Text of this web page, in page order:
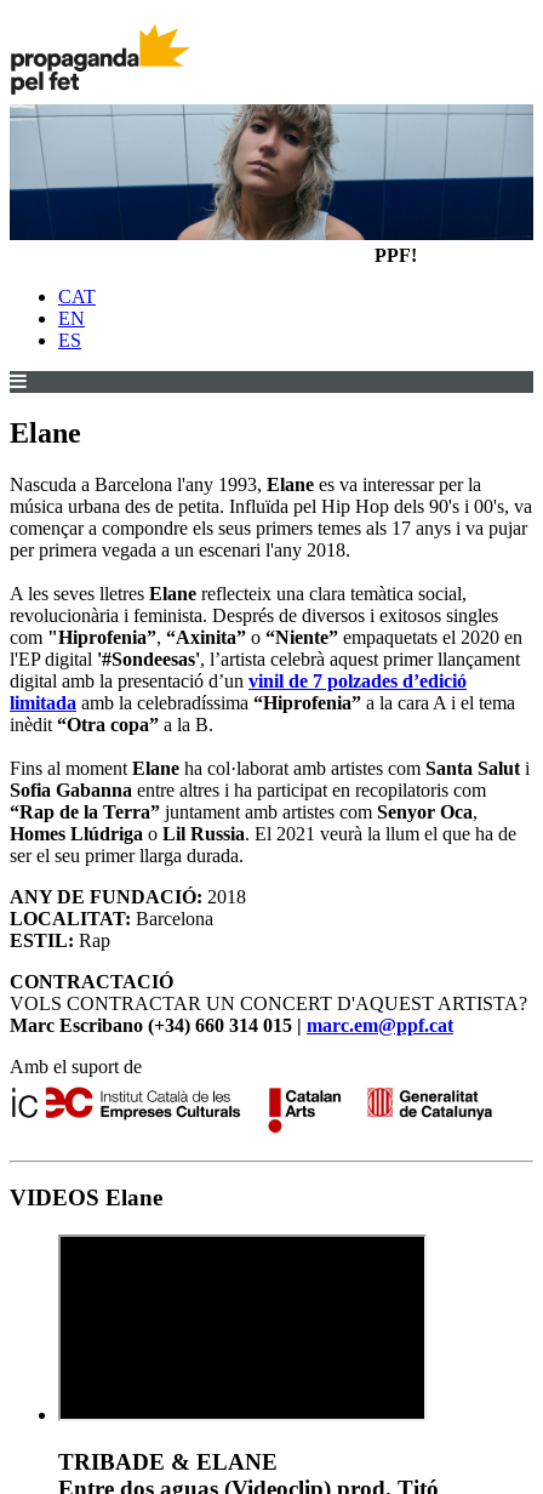
PPF!
CAT
EN
ES
Elane
Nascuda a Barcelona l'any 1993, Elane es va interessar per la
música urbana des de petita. Influïda pel Hip Hop dels 90's i 00's, va
començar a compondre els seus primers temes als 17 anys i va pujar
per primera vegada a un escenari l'any 2018.
A les seves lletres Elane reflecteix una clara temàtica social,
revolucionària i feminista. Després de diversos i exitosos singles
com "Hiprofenia”, “Axinita” o “Niente” empaquetats el 2020 en
l'EP digital '#Sondeesas', l’artista celebrà aquest primer llançament
digital amb la presentació d’un vinil de 7 polzades d’edició
limitada amb la celebradíssima “Hiprofenia” a la cara A i el tema
inèdit “Otra copa” a la B.
Fins al moment Elane ha col·laborat amb artistes com Santa Salut i
Sofia Gabanna entre altres i ha participat en recopilatoris com
“Rap de la Terra” juntament amb artistes com Senyor Oca,
Homes Llúdriga o Lil Russia. El 2021 veurà la llum el que ha de
ser el seu primer llarga durada.
ANY DE FUNDACIÓ: 2018
LOCALITAT: Barcelona
ESTIL: Rap
CONTRACTACIÓ
VOLS CONTRACTAR UN CONCERT D'AQUEST ARTISTA?
Marc Escribano (+34) 660 314 015 | marc.em@ppf.cat
Amb el suport de
VIDEOS Elane
TRIBADE & ELANE
Entre dos aguas (Videoclip) prod. Titó